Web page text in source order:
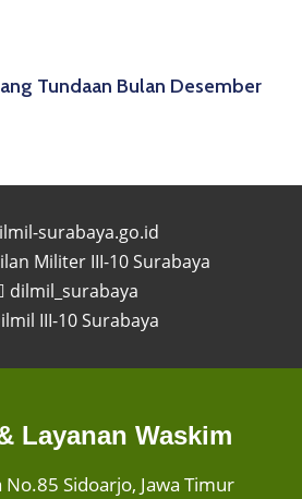
Tundaan Bulan Desember
surabaya.go.id
Militer III-10 Surabaya
dilmil_surabaya
III-10 Surabaya
Layanan Waskim
No.85 Sidoarjo, Jawa Timur